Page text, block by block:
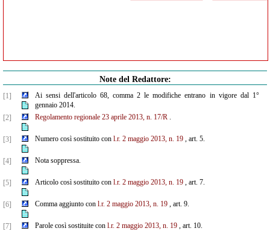
Note del Redattore:
[1]
Ai sensi dell'articolo 68, comma 2 le modifiche entrano in vigore dal 1°
gennaio 2014.
[2]
Regolamento regionale 23 aprile 2013, n. 17/R.
[3] Numero così sostituito con l.r. 2 maggio 2013, n. 19, art. 5.
[4] Nota soppressa.
[5] Articolo così sostituito con l.r. 2 maggio 2013, n. 19, art. 7.
[6] Comma aggiunto con l.r. 2 maggio 2013, n. 19, art. 9.
[7] Parole così sostituite con l.r. 2 maggio 2013, n. 19, art. 10.